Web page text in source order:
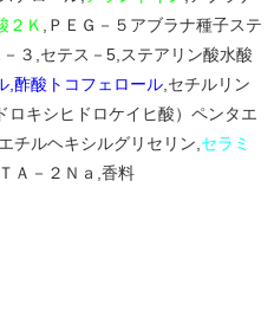
２Ｋ
,ＰＥＧ－５アブラナ種子ステ
－３,セテス－5,ステアリン酸水酸
,酢酸トコフェロール ,セチルリン
ロキシヒドロケイヒ酸）ペンタエ
チルヘキシルグリセリン, セラミ
ＴＡ－２Ｎａ,香料